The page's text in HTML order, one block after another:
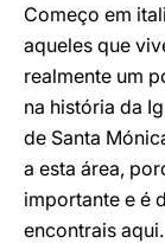
Começo em
aqueles que
realmente um
na história da
de Santa
a esta área,
importante e é
encontrais